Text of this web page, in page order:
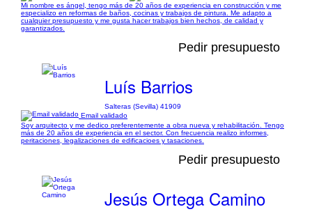
Mi nombre es ángel, tengo más de 20 años de experiencia en construcción y me
especializo en reformas de baños, cocinas y trabajos de pintura. Me adapto a
cualquier presupuesto y me gusta hacer trabajos bien hechos, de calidad y
garantizados.
Pedir presupuesto
Luís Barrios
Salteras (Sevilla) 41909
Email validado
Soy arquitecto y me dedico preferentemente a obra nueva y rehabilitación. Tengo
más de 20 años de experiencia en el sector. Con frecuencia realizo informes,
peritaciones, legalizaciones de edificacioes y tasaciones.
Pedir presupuesto
Jesús Ortega Camino